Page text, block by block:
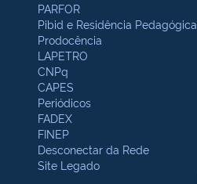
PARFOR
Pibid e Residência Pedagógica
Prodocência
LAPETRO
CNPq
CAPES
Periódicos
FADEX
FINEP
Desconectar da Rede
Site Legado